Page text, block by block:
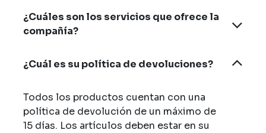
¿Cuáles son los servicios que ofrece la
compañía?
¿Cuál es su política de devoluciones?
Todos los productos cuentan con una
política de devolución de un máximo de
15 días. Los artículos deben estar en su